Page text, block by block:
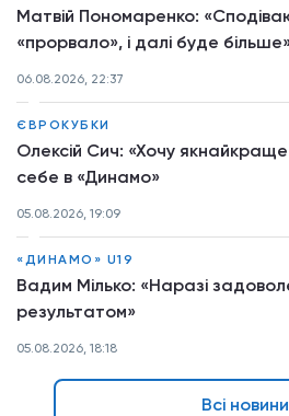
Матвій Пономаренко:
«прорвало», і далі буде
06.08.2026, 22:37
ЄВРОКУБКИ
Олексій Сич: «Хочу
себе в «Динамо»
05.08.2026, 19:09
«ДИНАМО» U19
Вадим Мілько: «Наразі
результатом»
05.08.2026, 18:18
Всі новини